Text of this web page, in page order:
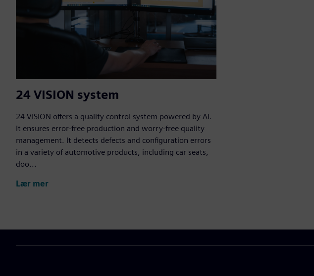
24 VISION system
24 VISION offers a quality control system powered by AI.
It ensures error-free production and worry-free quality
management. It detects defects and configuration errors
in a variety of automotive products, including car seats,
doo...
Lær mer